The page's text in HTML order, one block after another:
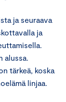
ja seuraava
ja
alussa.
tärkeä, koska
linjaa.